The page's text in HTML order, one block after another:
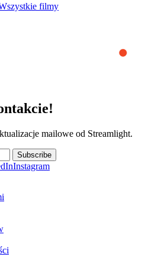
filmy
mailowe od Streamlight.
Subscribe
Instagram